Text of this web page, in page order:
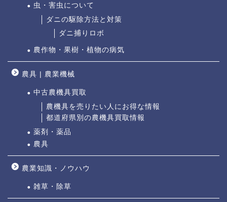
虫・害虫について
ダニの駆除方法と対策
ダニ捕りロボ
農作物・果樹・植物の病気
農具 | 農業機械
中古農機具買取
農機具を売りたい人にお得な情報
都道府県別の農機具買取情報
薬剤・薬品
農具
農業知識・ノウハウ
雑草・除草